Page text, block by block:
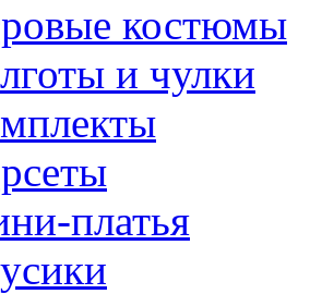
костюмы
и чулки
платья